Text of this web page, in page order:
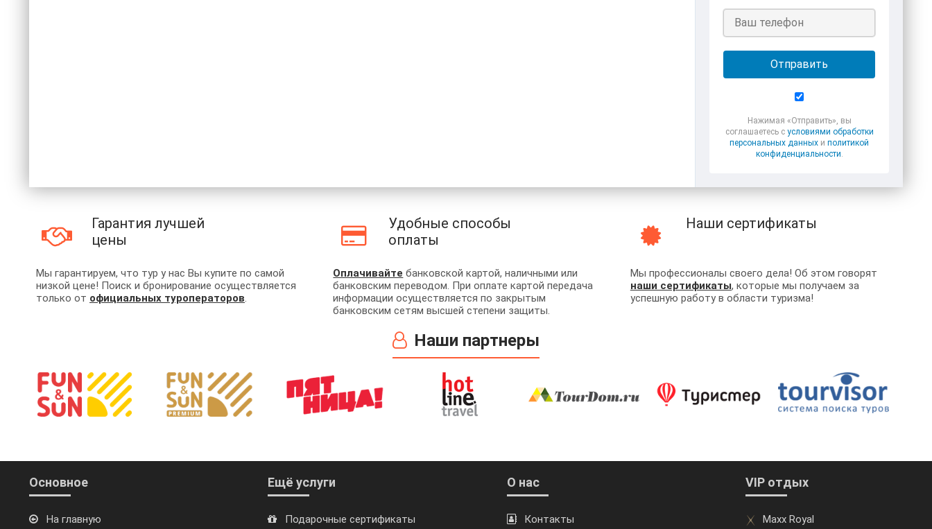
Отправить
Нажимая «Отправить», вы
соглашаетесь с условиями обработки
персональных данных и политикой
конфиденциальности.
Гарантия лучшей
цены
Мы гарантируем, что тур у нас Вы купите по самой
низкой цене! Поиск и бронирование осуществляется
только от официальных туроператоров.
Удобные способы
оплаты
Оплачивайте банковской картой, наличными или
банковским переводом. При оплате картой передача
информации осуществляется по закрытым
банковским сетям высшей степени защиты.
Наши сертификаты
Мы профессионалы своего дела! Об этом говорят
наши сертификаты, которые мы получаем за
успешную работу в области туризма!
Наши партнеры
Основное
На главную
Ещё услуги
Подарочные сертификаты
О нас
Контакты
VIP отдых
Maxx Royal